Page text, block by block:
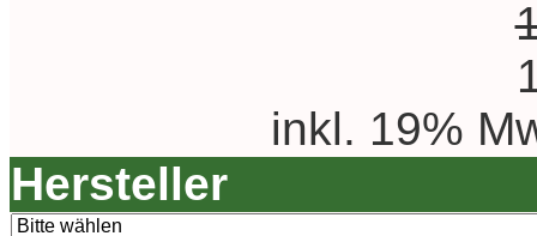
inkl. 19%
Hersteller